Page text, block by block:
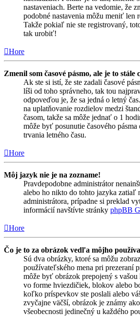
nastaveniach. Berte na vedomie, že
podobné nastavenia môžu meniť len
Takže pokiaľ nie ste registrovaný,
tak urobiť!
Hore
Zmenil som časové pásmo, ale je to stále
Ak ste si istí, že ste zadali časové
líši od toho správneho, tak tou
odpoveďou je, že sa jedná o letný
na uplatňovanie rozdielov medzi
časom, takže sa môže jednať o 1
môže byť posunutie časového
trvania letného času.
Hore
Môj jazyk nie je na zozname!
Pravdepodobne administrátor
alebo ho nikto do tohto jazyka zatiaľ
administrátora, prípadne si preklad
informácií navštívte stránky phpBB
Hore
Čo je to za obrázok vedľa môjho
Sú dva obrázky, ktoré sa môžu
používateľského mena pri prezeraní
môže byť obrázok prepojený s
vo forme hviezdičiek, blokov alebo
koľko príspevkov ste poslali alebo
zvyčajne väčší, obrázok je známy
všeobecnosti jedinečný u každého